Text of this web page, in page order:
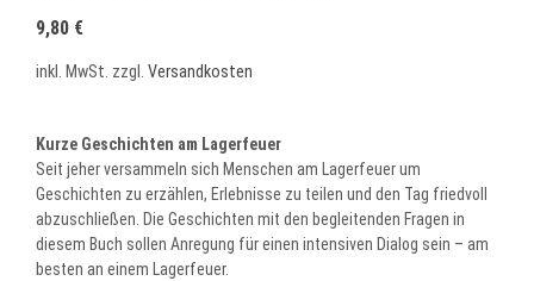
9,80 €
inkl. MwSt. zzgl. Versandkosten
Kurze Geschichten am Lagerfeuer
Seit jeher versammeln sich Menschen am Lagerfeuer um
Geschichten zu erzählen, Erlebnisse zu teilen und den Tag friedvoll
abzuschließen. Die Geschichten mit den begleitenden Fragen in
diesem Buch sollen Anregung für einen intensiven Dialog sein – am
besten an einem Lagerfeuer.